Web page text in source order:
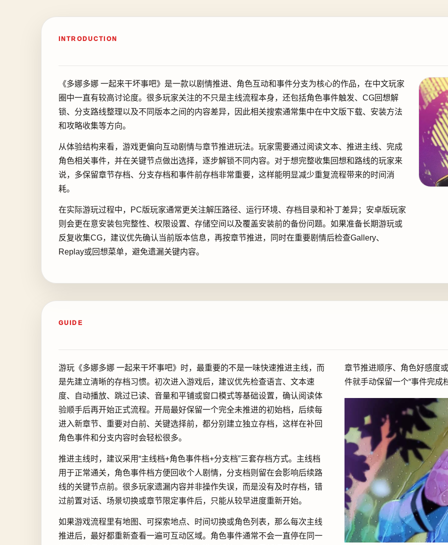
INTRODUCTION
《多娜多娜 一起来干坏事吧》是一款以剧情推进、角色互动和事件分支为核心的作品，在中文玩家
圈中一直有较高讨论度。很多玩家关注的不只是主线流程本身，还包括角色事件触发、CG回想解
锁、分支路线整理以及不同版本之间的内容差异，因此相关搜索通常集中在中文版下载、安装方法
和攻略收集等方向。
从体验结构来看，游戏更偏向互动剧情与章节推进玩法。玩家需要通过阅读文本、推进主线、完成
角色相关事件，并在关键节点做出选择，逐步解锁不同内容。对于想完整收集回想和路线的玩家来
说，多保留章节存档、分支存档和事件前存档非常重要，这样能明显减少重复流程带来的时间消
耗。
在实际游玩过程中，PC版玩家通常更关注解压路径、运行环境、存档目录和补丁差异；安卓版玩家
则会更在意安装包完整性、权限设置、存储空间以及覆盖安装前的备份问题。如果准备长期游玩或
反复收集CG，建议优先确认当前版本信息，再按章节推进，同时在重要剧情后检查Gallery、
Replay或回想菜单，避免遗漏关键内容。
GUIDE
游玩《多娜多娜 一起来干坏事吧》时，最重要的不是一味快速推进主线，而
是先建立清晰的存档习惯。初次进入游戏后，建议优先检查语言、文本速
度、自动播放、跳过已读、音量和平铺或窗口模式等基础设置，确认阅读体
验顺手后再开始正式流程。开局最好保留一个完全未推进的初始档，后续每
进入新章节、重要对白前、关键选择前，都分别建立独立存档，这样在补回
角色事件和分支内容时会轻松很多。
推进主线时，建议采用“主线档+角色事件档+分支档”三套存档方式。主线档
用于正常通关，角色事件档方便回收个人剧情，分支档则留在会影响后续路
线的关键节点前。很多玩家遗漏内容并非操作失误，而是没有及时存档，错
过前置对话、场景切换或章节限定事件后，只能从较早进度重新开始。
如果游戏流程里有地图、可探索地点、时间切换或角色列表，那么每次主线
推进后，最好都重新查看一遍可互动区域。角色事件通常不会一直停在同一
章节推进顺序、角色好感度
件就手动保留一个“事件完成